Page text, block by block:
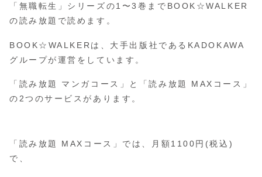
「無職転生」シリーズの1〜3巻までBOOK☆WALKER
の読み放題で読めます。
BOOK☆WALKERは、大手出版社であるKADOKAWA
グループが運営をしています。
「読み放題 マンガコース」と「読み放題 MAXコース」
の2つのサービスがあります。
「読み放題 MAXコース」では、月額1100円(税込)
で、